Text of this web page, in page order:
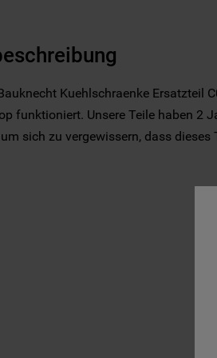
Kuehlschraenke Ersatzteil
funktioniert. Unsere Teile haben 2
sich zu vergewissern, dass dieses